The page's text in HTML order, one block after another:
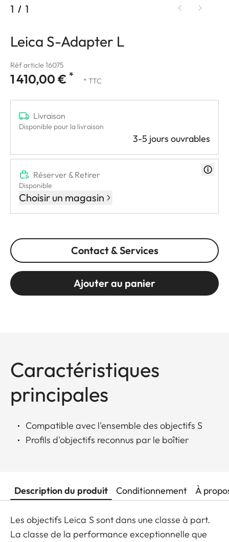
1 / 1
Leica S-Adapter L
Réf article 16075
1 410,00 € * * TTC
Livraison
Disponible pour la livraison
3-5 jours ouvrables
Réserver & Retirer
Disponible
Choisir un magasin
Contact & Services
Ajouter au panier
Caractéristiques
principales
Compatible avec l'ensemble des objectifs S
Profils d'objectifs reconnus par le boîtier
Description du produit Conditionnement À
Les objectifs Leica S sont dans une classe à part.
La classe de la performance exceptionnelle que